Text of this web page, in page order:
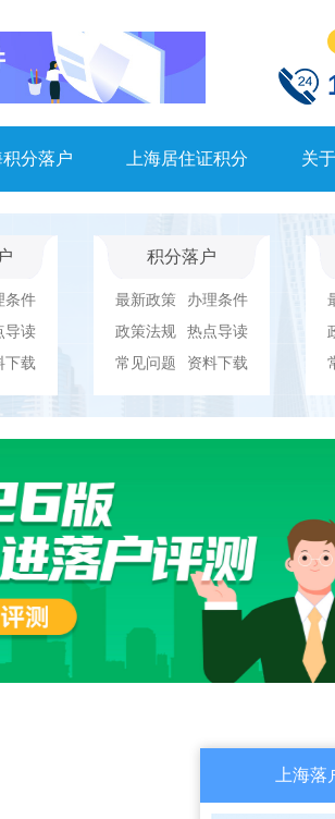
积分落户 上海居住证积分 关
条件
导读
下载
积分落户
最新政策
办理条件
政策法规
热点导读
常见问题
资料下载
上海